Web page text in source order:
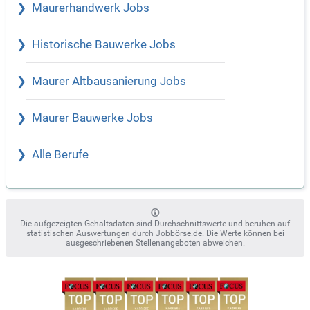
Maurerhandwerk Jobs
Historische Bauwerke Jobs
Maurer Altbausanierung Jobs
Maurer Bauwerke Jobs
Alle Berufe
Die aufgezeigten Gehaltsdaten sind Durchschnittswerte und beruhen auf
statistischen Auswertungen durch Jobbörse.de. Die Werte können bei
ausgeschriebenen Stellenangeboten abweichen.